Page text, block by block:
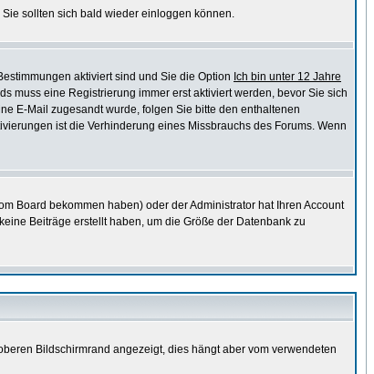
sollten sich bald wieder einloggen können.
aktiviert sind und Sie die Option Ich bin unter 12 Jahre
muss eine Registrierung immer erst aktiviert werden, bevor Sie sich
E-Mail zugesandt wurde, folgen Sie bitte den enthaltenen
ist die Verhinderung eines Missbrauchs des Forums. Wenn
Board bekommen haben) oder der Administrator hat Ihren Account
Beiträge erstellt haben, um die Größe der Datenbank zu
Bildschirmrand angezeigt, dies hängt aber vom verwendeten